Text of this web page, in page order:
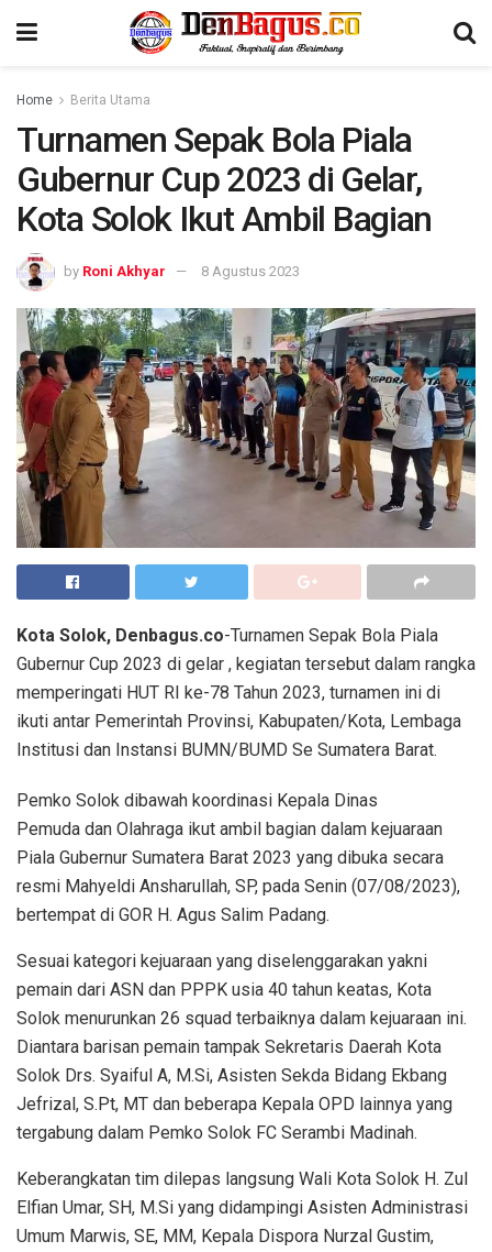
Home Berita Utama
Turnamen Sepak Bola Piala
Gubernur Cup 2023 di Gelar,
Kota Solok Ikut Ambil Bagian
by Roni Akhyar 8 Agustus 2023
Kota Solok, Denbagus.co-Turnamen Sepak Bola Piala
Gubernur Cup 2023 di gelar , kegiatan tersebut dalam rangka
memperingati HUT RI ke-78 Tahun 2023, turnamen ini di
ikuti antar Pemerintah Provinsi, Kabupaten/Kota, Lembaga
Institusi dan Instansi BUMN/BUMD Se Sumatera Barat.
Pemko Solok dibawah koordinasi Kepala Dinas
Pemuda dan Olahraga ikut ambil bagian dalam kejuaraan
Piala Gubernur Sumatera Barat 2023 yang dibuka secara
resmi Mahyeldi Ansharullah, SP, pada Senin (07/08/2023),
bertempat di GOR H. Agus Salim Padang.
Sesuai kategori kejuaraan yang diselenggarakan yakni
pemain dari ASN dan PPPK usia 40 tahun keatas, Kota
Solok menurunkan 26 squad terbaiknya dalam kejuaraan ini.
Diantara barisan pemain tampak Sekretaris Daerah Kota
Solok Drs. Syaiful A, M.Si, Asisten Sekda Bidang Ekbang
Jefrizal, S.Pt, MT dan beberapa Kepala OPD lainnya yang
tergabung dalam Pemko Solok FC Serambi Madinah.
Keberangkatan tim dilepas langsung Wali Kota Solok H. Zul
Elfian Umar, SH, M.Si yang didampingi Asisten Administrasi
Umum Marwis, SE, MM, Kepala Dispora Nurzal Gustim,